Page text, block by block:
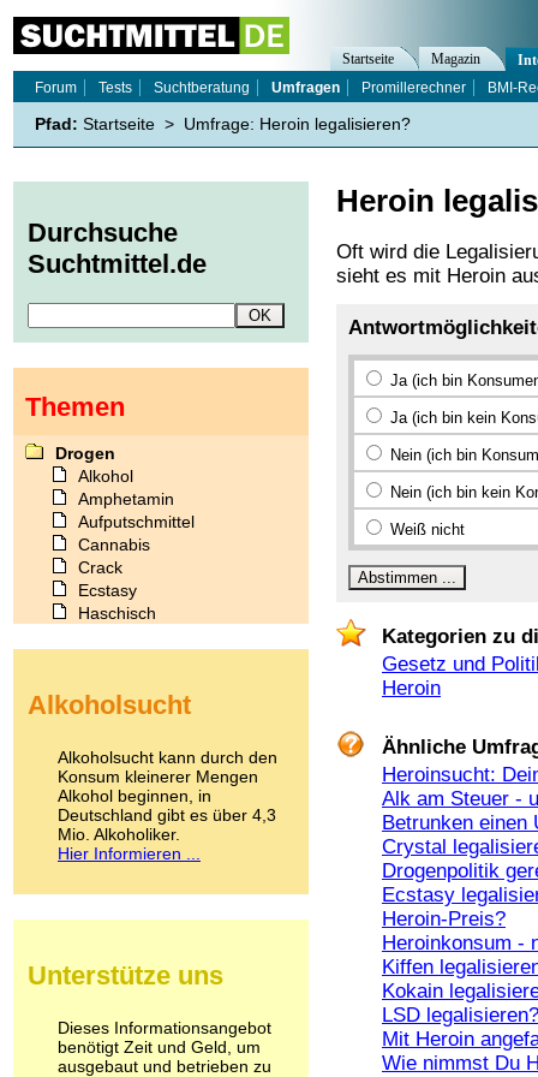
Heroin
Oft wird die
sieht es mit Heroin
Ja (ich bin
Ja (ich bin kein
Nein (ich bin
Nein (ich bin kein
Weiß nicht
Kategorien zu
Gesetz und
Heroin
Ähnliche
Heroinsucht:
Alk am Steuer -
Betrunken einen
Crystal
Drogenpolitik
Ecstasy
Heroin-Preis?
Heroinkonsum -
Kiffen
Kokain
LSD legalisieren?
Mit Heroin
Wie nimmst Du
Startseite Magazin
Forum
Tests Suchtberatung Umfragen Promillerechner BMI-
Pfad: Startseite > Umfrage: Heroin legalisieren?
Durchsuche
Suchtmittel.de
Themen
Drogen
Alkohol
Amphetamin
Aufputschmittel
Cannabis
Crack
Ecstasy
Haschisch
Kokain
LSD
Marihuana
Medikamente
Meskalin
Metamphetamin
Methadon
Pilze
Psychopharmaka
Schlafmittel
Schmerzmittel
Alkoholsucht
Alkoholsucht kann durch den
Konsum kleinerer Mengen
Alkohol beginnen, in
Deutschland gibt es über 4,3
Mio. Alkoholiker.
Hier Informieren ...
Unterstütze uns
Dieses Informationsangebot
benötigt Zeit und Geld, um
ausgebaut und betrieben zu